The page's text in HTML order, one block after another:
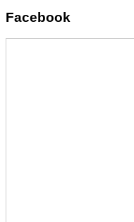
Facebook